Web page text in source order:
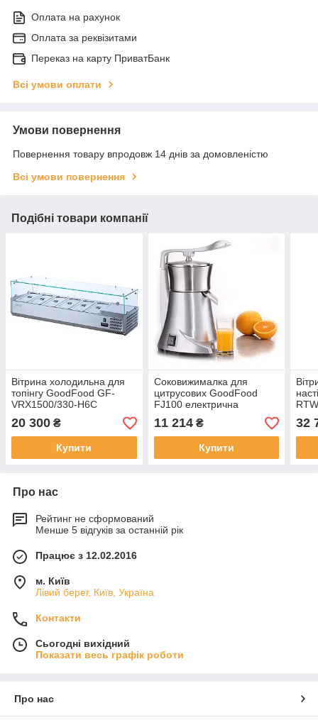
Оплата на рахунок
Оплата за реквізитами
Переказ на карту ПриватБанк
Всі умови оплати
Умови повернення
Повернення товару впродовж 14 днів за домовленістю
Всі умови повернення
Подібні товари компанії
Вітрина холодильна для
топінгу GoodFood GF-
VRX1500/330-H6C
20 300 ₴
Купити
Соковижималка для
цитрусових GoodFood
FJ100 електрична
11 214₴
Купити
32
Про нас
Рейтинг не сформований
Менше 5 відгуків за останній рік
Працює з 12.02.2016
м. Київ
Лівий берег, Київ, Україна
Контакти
Сьогодні вихідний
Показати весь графік роботи
Про нас